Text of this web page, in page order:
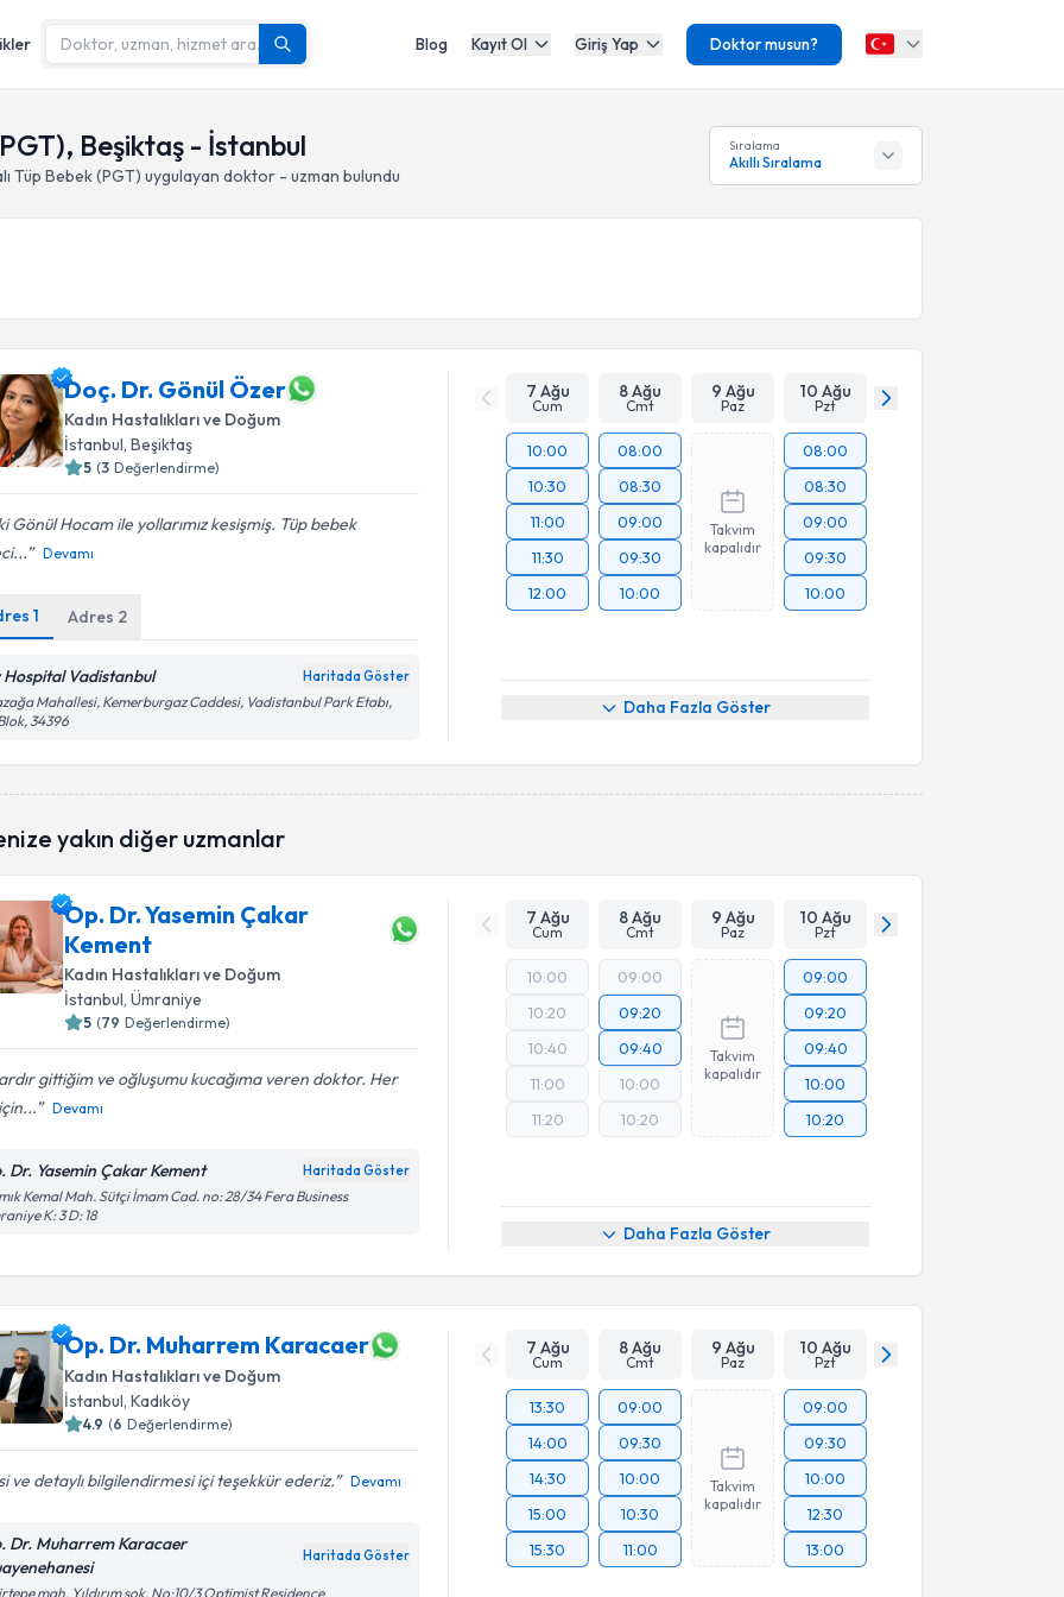
Blog Kayıt Ol Giriş Yap Doktor musun?
Beşiktaş - İstanbul
Tüp Bebek (PGT) uygulayan doktor - uzman bulundu
Sıralama
Akıllı Sıralama
Doç. Dr. Gönül Özer
Kadın Hastalıkları ve Doğum
İstanbul, Beşiktaş
5 (3 Değerlendirme)
Gönül Hocam ile yollarımız kesişmiş. Tüp bebek
Devamı
1 Adres 2
Hospital Vadistanbul Haritada Göster
Mahallesi, Kemerburgaz Caddesi, Vadistanbul Park Etabı,
34396
7 Ağu
Cum
8 Ağu
Cmt
9 Ağu
Paz
10 Ağu
Pzt
10:00
10:30
11:00
11:30
12:00
08:00
08:30
09:00
09:30
10:00
Takvim
kapalıdır
08:00
08:30
09:00
09:30
10:00
Daha Fazla Göster
yakın diğer uzmanlar
Op. Dr. Yasemin Çakar
Kement
Kadın Hastalıkları ve Doğum
İstanbul, Ümraniye
5 (79 Değerlendirme)
gittiğim ve oğluşumu kucağıma veren doktor. Her
Devamı
Dr. Yasemin Çakar Kement Haritada Göster
Kemal Mah. Sütçi İmam Cad. no: 28/34 Fera Business
K: 3 D: 18
7 Ağu
Cum
8 Ağu
Cmt
9 Ağu
Paz
10 Ağu
Pzt
10:00
10:20
10:40
11:00
11:20
09:00
09:20
09:40
10:00
10:20
Takvim
kapalıdır
09:00
09:20
09:40
10:00
10:20
Daha Fazla Göster
Op. Dr. Muharrem Karacaer
Kadın Hastalıkları ve Doğum
İstanbul , Kadıköy
4.9 (6 Değerlendirme)
ve detaylı bilgilendirmesi içi teşekkür ederiz. Devamı
Dr. Muharrem Karacaer
Haritada Göster
mah, Yıldırım sok, No:10/3 Optimist Residence
7 Ağu
Cum
8 Ağu
Cmt
9 Ağu
Paz
10 Ağu
Pzt
13:30
14:00
14:30
15:00
15:30
09:00
09:30
10:00
10:30
11:00
Takvim
kapalıdır
09:00
09:30
10:00
12:30
13:00